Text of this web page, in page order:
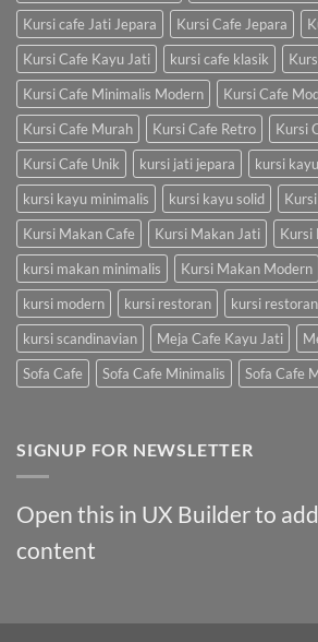
Kursi cafe Jati Jepara
Kursi Cafe Jepara
Kursi Cafe Kayu Jati
kursi cafe klasik
Kursi Cafe Minimalis Modern
Kursi Cafe
Kursi Cafe Murah
Kursi Cafe Retro
Kursi
Kursi Cafe Unik
kursi jati jepara kursi kayu
kursi kayu minimalis
kursi kayu solid
Kursi Makan Cafe
Kursi Makan Jati
Kursi
kursi makan minimalis
Kursi Makan Modern
kursi modern
kursi restoran
kursi
kursi scandinavian
Meja Cafe Kayu Jati
Sofa Cafe
Sofa Cafe Minimalis Sofa Cafe
SIGNUP FOR NEWSLETTER
Open this in UX Builder to
content